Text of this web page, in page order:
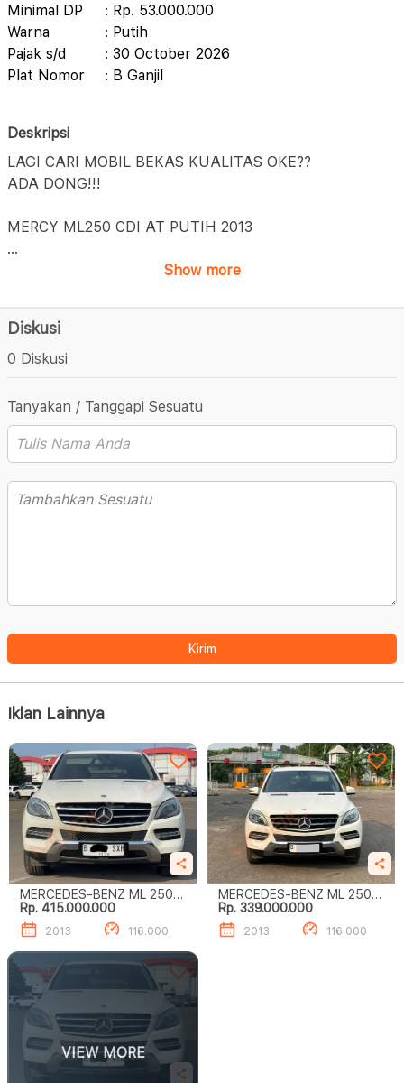
Minimal DP
: Rp. 53.000.000
Warna
: Putih
Pajak s/d
: 30 October 2026
Plat Nomor
: B Ganjil
Deskripsi
LAGI CARI MOBIL BEKAS KUALITAS OKE??
ADA DONG!!!
MERCY ML250 CDI AT PUTIH 2013
...
Show more
Diskusi
0 Diskusi
Tanyakan / Tanggapi Sesuatu
Kirim
Iklan Lainnya
MERCEDES-BENZ ML 250
CDI
Rp. 415.000.000
2013 116.000
MERCEDES-BENZ ML 250
CDI
Rp. 339.000.000
2013 116.000
VIEW MORE